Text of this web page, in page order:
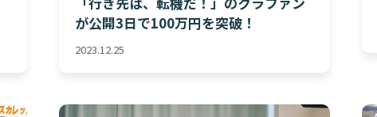
が公開3日で100万円を突破！
2023.12.25